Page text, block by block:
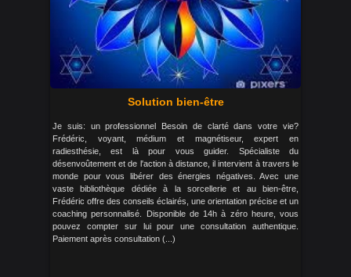
Solution bien-être
Je suis: un professionnel Besoin de clarté dans votre vie?
Frédéric, voyant, médium et magnétiseur, expert en
radiesthésie, est là pour vous guider. Spécialiste du
désenvoûtement et de l'action à distance, il intervient à travers le
monde pour vous libérer des énergies négatives. Avec une
vaste bibliothèque dédiée à la sorcellerie et au bien-être,
Frédéric offre des conseils éclairés, une orientation précise et un
coaching personnalisé. Disponible de 14h à zéro heure, vous
pouvez compter sur lui pour une consultation authentique.
Paiement après consultation (...)